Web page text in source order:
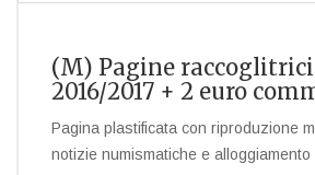
(M) Pagine
2016/2017 + 2 euro
Pagina plastificata con riproduzione
notizie numismatiche e